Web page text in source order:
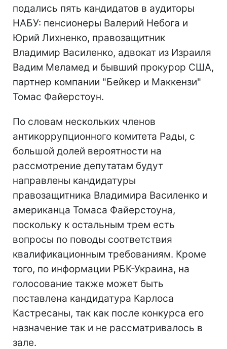
подались пять кандидатов в аудиторы
НАБУ: пенсионеры Валерий Небога и
Юрий Лихненко, правозащитник
Владимир Василенко, адвокат из Израиля
Вадим Меламед и бывший прокурор США,
партнер компании "Бейкер и Маккензи"
Томас Файерстоун.
По словам нескольких членов
антикоррупционного комитета Рады, с
большой долей вероятности на
рассмотрение депутатам будут
направлены кандидатуры
правозащитника Владимира Василенко и
американца Томаса Файерстоуна,
поскольку к остальным трем есть
вопросы по поводы соответствия
квалификационным требованиям. Кроме
того, по информации РБК-Украина, на
голосование также может быть
поставлена кандидатура Карлоса
Кастресаны, так как после конкурса его
назначение так и не рассматривалось в
зале.